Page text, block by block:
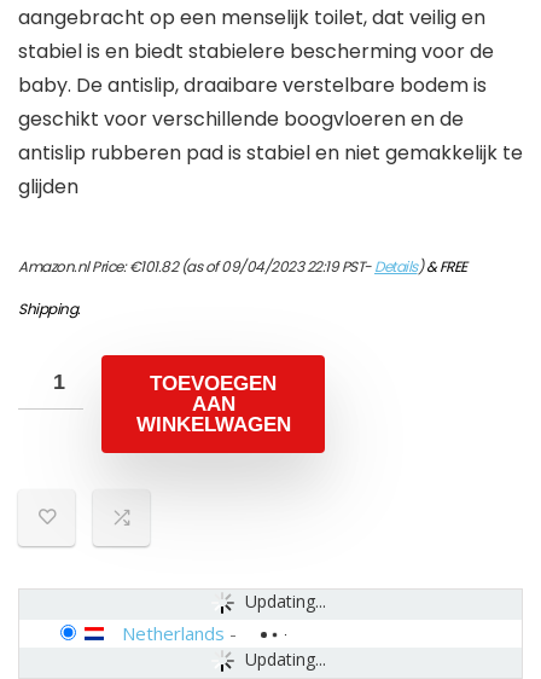
aangebracht op een menselijk toilet, dat veilig en
stabiel is en biedt stabielere bescherming voor de
baby. De antislip, draaibare verstelbare bodem is
geschikt voor verschillende boogvloeren en de
antislip rubberen pad is stabiel en niet gemakkelijk te
glijden
Amazon.nl Price:€101.82(as of 09/04/2023 22:19 PST-Details)&FREE
Shipping.
TOEVOEGEN
AAN
WINKELWAGEN
Updating...
Updating...
Netherlands -